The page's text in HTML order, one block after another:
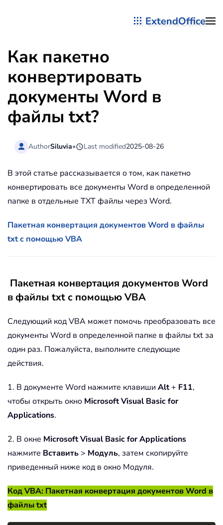
ExtendOffice
Как пакетно
конвертировать
документы Word в
файлы txt?
AuthorSiluvia• Last modified2025-08-26
В этой статье рассказывается о том, как пакетно
конвертировать все документы Word в определенной
папке в отдельные TXT файлы через Word.
Пакетная конвертация документов Word в файлы
txt с помощью VBA
Пакетная конвертация документов Word
в файлы txt с помощью VBA
Следующий код VBA может помочь преобразовать все
документы Word в определенной папке в файлы txt за
один раз. Пожалуйста, выполните следующие
действия.
1. В документе Word нажмите клавиши Alt+ F11,
чтобы открыть окно Microsoft Visual Basic for
Applications.
2. В окне Microsoft Visual Basic for Applications
нажмите Вставить > Модуль, затем скопируйте
приведенный ниже код в окно Модуля.
Код VBA: Пакетная конвертация документов Word в
файлы txt